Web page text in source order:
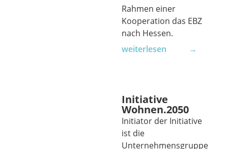
Rahmen einer
Kooperation das EBZ
nach Hessen.
weiterlesen →
Initiative
Wohnen.2050
Initiator der Initiative
ist die
Unternehmensgruppe